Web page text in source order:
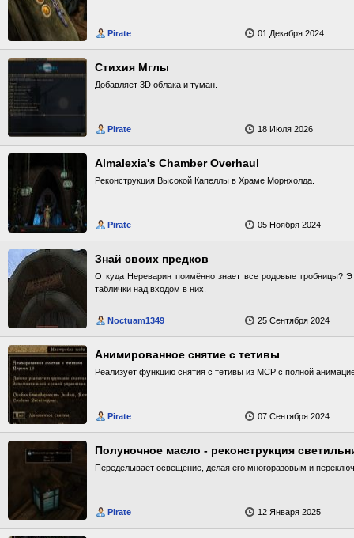
Pirate 01 Декабря 2024
Стихия Мглы
Добавляет 3D облака и туман.
Pirate 18 Июля 2026
Almalexia's Chamber Overhaul
Реконструкция Высокой Капеллы в Храме Морнхолда.
Pirate 05 Ноября 2024
Знай своих предков
Откуда Нереварин поимённо знает все родовые гробницы?
таблички над входом в них.
Noctuam1349 25 Сентября 2024
Анимированное снятие с тетивы
Реализует функцию снятия с тетивы из MCP с полной
Pirate 07 Сентября 2024
Полуночное масло - реконструкция
Переделывает освещение, делая его многоразовым и
Pirate 12 Января 2025